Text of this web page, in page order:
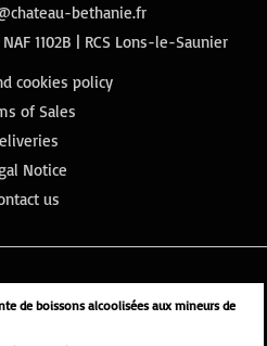
bethanie.fr
1102B | RCS Lons-le-Saunier
cookies policy
of Sales
Notice
us
de boissons alcoolisées aux mineurs de